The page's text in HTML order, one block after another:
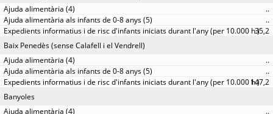
..
..
35,2
Baix Penedès (sense Calafell i el Vendrell)
..
..
147,2
Banyoles
..